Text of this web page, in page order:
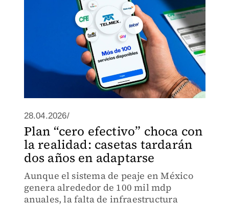
28.04.2026/
Plan “cero efectivo” choca con
la realidad: casetas tardarán
dos años en adaptarse
Aunque el sistema de peaje en México
genera alrededor de 100 mil mdp
anuales, la falta de infraestructura